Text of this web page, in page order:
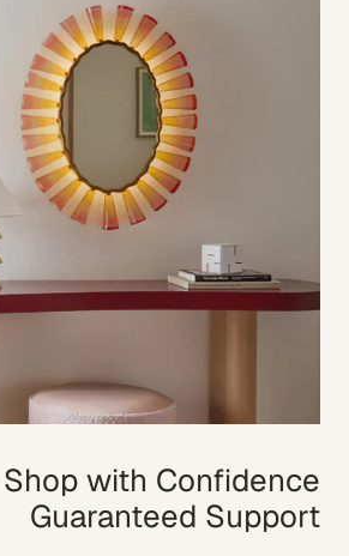
Shop with Confidence –
Guaranteed Support